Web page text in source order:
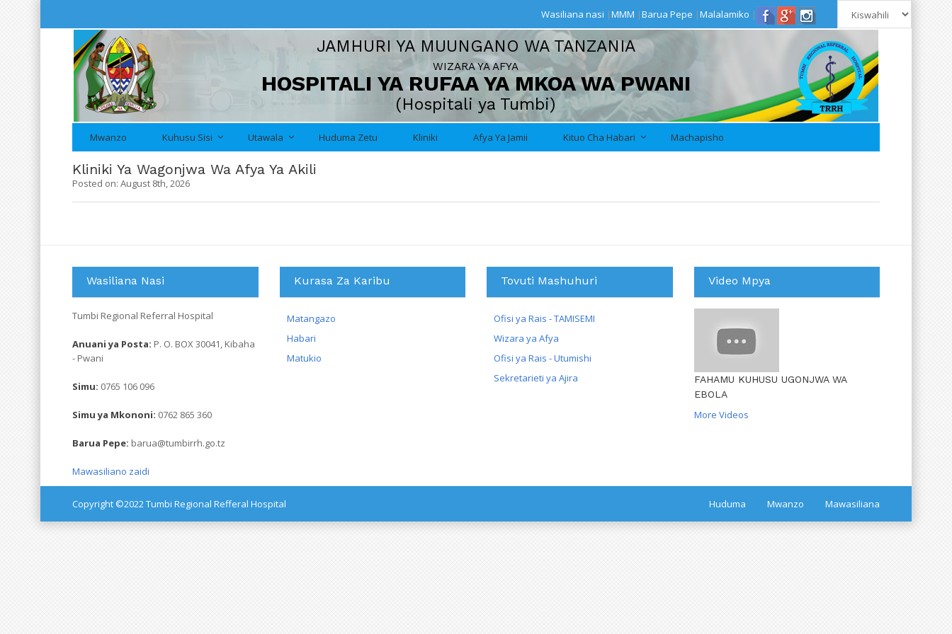
Wasiliana nasi |MMM |Barua Pepe |Malalamiko |
JAMHURI YA MUUNGANO WA TANZANIA
WIZARA YA AFYA
HOSPITALI YA RUFAA YA MKOA WA PWANI
(Hospitali ya Tumbi)
Mwanzo Kuhusu Sisi Utawala Huduma Zetu Kliniki Afya Ya Jamii Kituo Cha Habari Machapisho
Kliniki Ya Wagonjwa Wa Afya Ya Akili
Posted on: August 8th, 2026
Wasiliana Nasi
Tumbi Regional Referral Hospital
Anuani ya Posta: P. O. BOX 30041, Kibaha
- Pwani
Simu: 0765 106 096
Simu ya Mkononi: 0762 865 360
Barua Pepe: barua@tumbirrh.go.tz
Mawasiliano zaidi
Kurasa Za Karibu
Matangazo
Habari
Matukio
Tovuti Mashuhuri
Ofisi ya Rais - TAMISEMI
Wizara ya Afya
Ofisi ya Rais - Utumishi
Sekretarieti ya Ajira
Video Mpya
FAHAMU KUHUSU UGONJWA WA
EBOLA
More Videos
Copyright ©2022 Tumbi Regional Refferal Hospital Huduma Mwanzo Mawasiliana